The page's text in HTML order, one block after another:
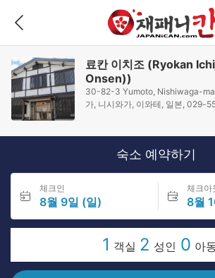
료칸 이치조 (Ryokan
Onsen))
30-82-3 Yumoto, Nishiwaga-
가, 니시와가, 이와테, 일본, 029-
숙소 예약하기
체크인
8월 9일 (일)
체크아
8월
1 객실 2 성인 0 아